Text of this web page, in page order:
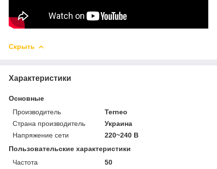
Скрыть
Характеристики
Основные
Производитель
Terneo
Страна производитель
Украина
Напряжение сети
220~240 В
Пользовательские характеристики
Частота
50